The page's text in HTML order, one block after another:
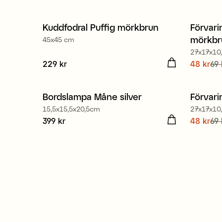
Kuddfodral Puffig mörkbrun
45x45 cm
Pris :229 kr
229 kr 48 kr69
Bordslampa Måne silver
15,5x15,5x20,5cm
Pris :399 kr
399 kr 48 kr69